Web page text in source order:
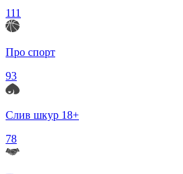
111
Про спорт
93
Слив шкур 18+
78